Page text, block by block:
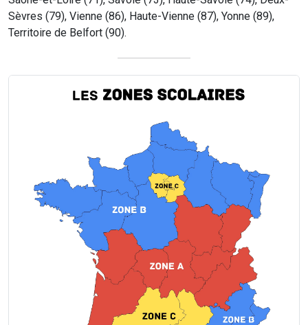
Sèvres (79), Vienne (86), Haute-Vienne (87), Yonne (89),
Territoire de Belfort (90).